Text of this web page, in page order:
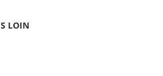
LOIN